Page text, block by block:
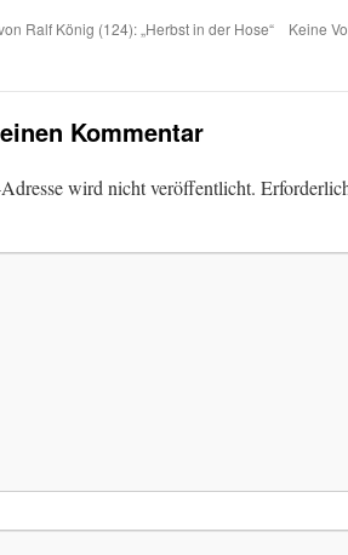
Ralf König (124): „Herbst in der Hose“
Keine
Kommentar
wird nicht veröffentlicht.